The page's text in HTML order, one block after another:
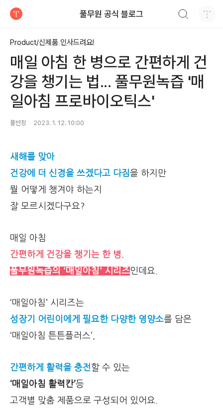
풀무원 공식 블로그
Product/신제품 인사드려요!
매일 아침 한 병으로 간편하게 건
강을 챙기는 법... 풀무원녹즙 '매
일아침 프로바이오틱스'
풀반장 2023. 1. 12. 10:00
새해를 맞아
건강에 더 신경을 쓰겠다고 다짐을 하지만
뭘 어떻게 챙겨야 하는지
잘 모르시겠다구요?
매일 아침
간편하게 건강을 챙기는 한 병.
풀무원녹즙의 '매일아침' 시리즈인데요.
‘매일아침’ 시리즈는
성장기 어린이에게 필요한 다양한 영양소를 담은
‘매일아침 튼튼플러스’,
간편하게 활력을 충전할 수 있는
‘매일아침 활력칸’등
고객별 맞춤 제품으로 구성되어 있어요.